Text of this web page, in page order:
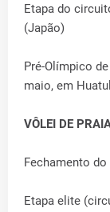
Etapa do
(Japão)
Pré-Olímpico
maio, em
VÔLEI DE
Fechamento
Etapa elite